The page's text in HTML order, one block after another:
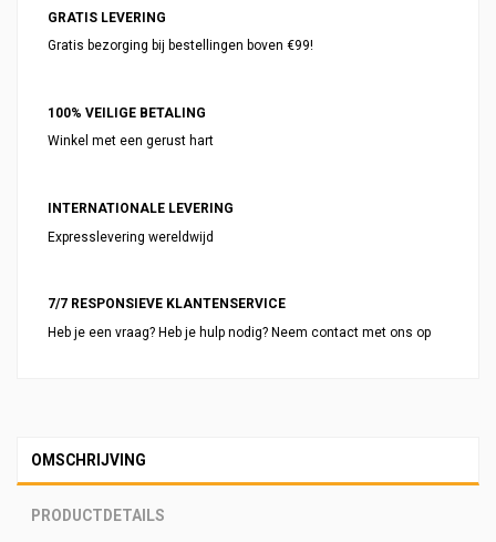
GRATIS LEVERING
Gratis bezorging bij bestellingen boven €99!
100% VEILIGE BETALING
Winkel met een gerust hart
INTERNATIONALE LEVERING
Expresslevering wereldwijd
7/7 RESPONSIEVE KLANTENSERVICE
Heb je een vraag? Heb je hulp nodig? Neem contact met ons op
OMSCHRIJVING
PRODUCTDETAILS